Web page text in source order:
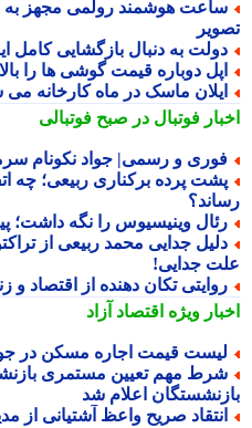
به دنبال بازگشایی کامل
دوباره قیمت گوشی ها را بالا
ماسک در ماه کارخانه می
فوتبال در صبح فوتبالی
و رسمی| جواد نکونام
پرده برکناری ربیعی؛ چه
وینیسیوس را نگه داشت؛ پیام
جدایی محمد ربیعی از تراکتور
جدایی!
تکان دهنده از اقتصاد و زندگی
ویژهاقتصاد آزاد
قیمت اجاره مسکن در جوادیه +
مهم تعیین مستمری
اعلام شد
صریح واعظ آشتیانی از